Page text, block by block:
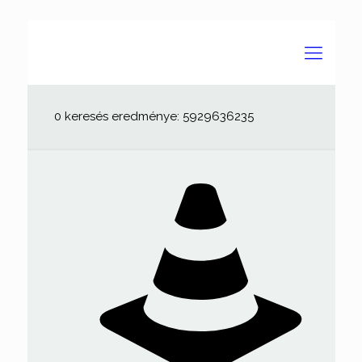
0 keresés eredménye: 5929636235